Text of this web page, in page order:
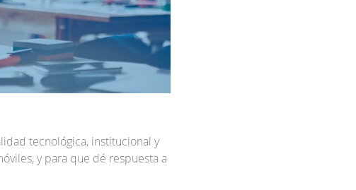
tecnológica, institucional y
y para que dé respuesta a